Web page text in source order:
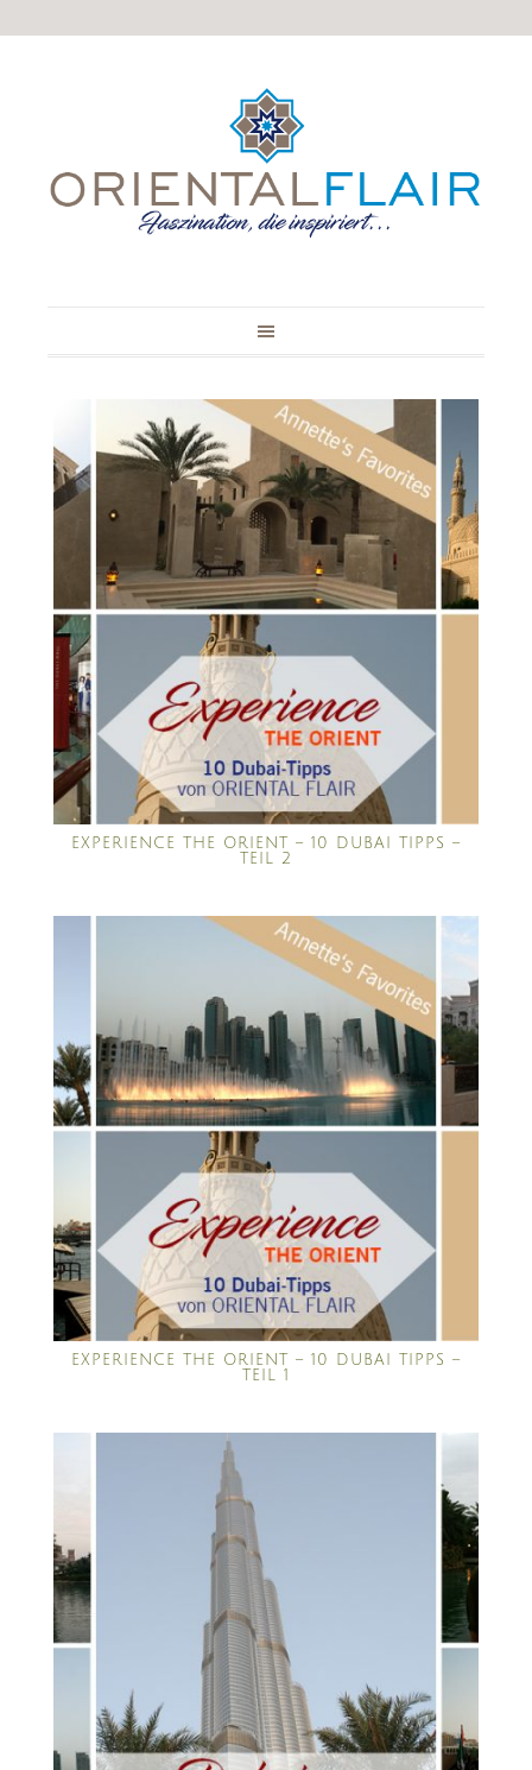
EXPERIENCE THE ORIENT – 10 DUBAI TIPPS –
TEIL 2
EXPERIENCE THE ORIENT – 10 DUBAI TIPPS –
TEIL 1